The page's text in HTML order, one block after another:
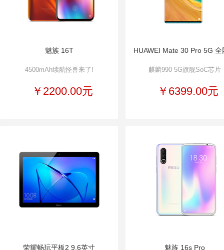
魅族 16T
4500mAh续航怪兽来了!
￥2200.00元
HUAWEI Mate 30 Pro 5G 全
麒麟990 5G旗舰SoC芯片
￥6399.00元
荣耀畅玩平板2 9.6英寸 魅族 16s Pro